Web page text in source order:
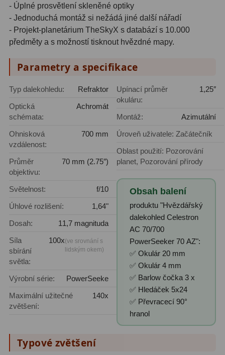
SII2
Planetární
AstroFoto
Deep-Sky kamery
Guiding kamery
T-kroužky
Adaptéry projekční
Adaptéry M48 33
Filtry Pass6
- Úplné prosvětlení skleněné optiky
- Jednoduchá montáž si nežádá jiné další nářadí
- Projekt-planetárium TheSkyX s databází s 10.000
předměty a s možností tisknout hvězdné mapy.
Parametry a specifikace
Typ dalekohledu:
Refraktor
Optická
schémata:
Achromát
Ohnisková
vzdálenost:
700 mm
Průměr
objektivu:
70 mm (2.75″)
Světelnost:
f/10
Úhlové rozlišení:
1,64"
Dosah:
11,7 magnituda
Síla
sbírání
světla:
100x(ve srovnání s
lidským okem)
Výrobní série:
PowerSeeke
Maximální užitečné
zvětšení:
140x
Upínací průměr
okuláru:
1,25″
Montáž:
Azimutální
Úroveň uživatele: Začátečník
Oblast použití: Pozorování
planet, Pozorování přírody
Obsah balení
produktu "Hvězdářský
dalekohled Celestron
AC 70/700
PowerSeeker 70 AZ":
✅ Okulár 20 mm
✅ Okulár 4 mm
✅ Barlow čočka 3 x
✅ Hledáček 5x24
✅ Převracecí 90°
hranol
Typové zvětšení